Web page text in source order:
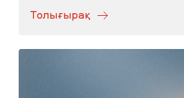
Толығырақ